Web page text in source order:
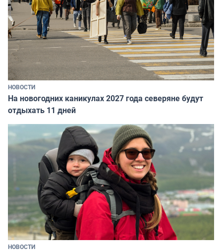
НОВОСТИ
На новогодних каникулах 2027 года северяне будут
отдыхать 11 дней
НОВОСТИ